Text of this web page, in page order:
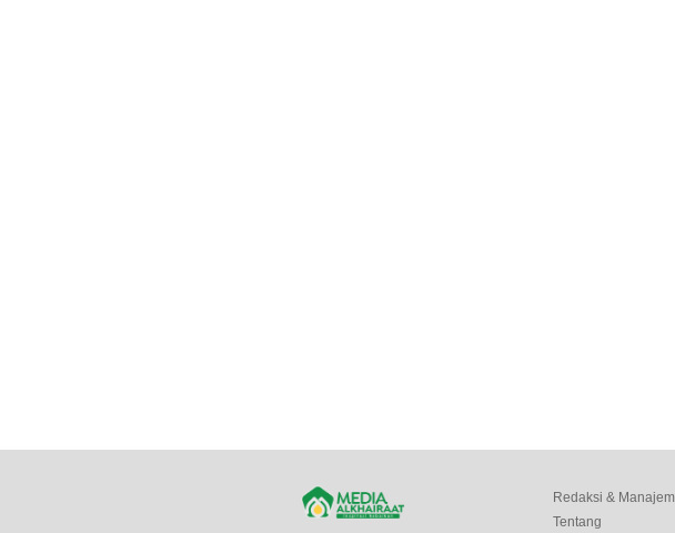
Redaksi &
Tentang